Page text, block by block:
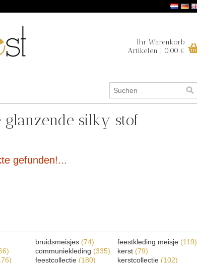
Ihr Warenkorb
Artikelen | 0,00 €
silky stof
gefunden!...
bruidsmeisjes (74)
communiekleding (335)
feestcollectie (180)
feestkleding meisje (119)
kerst (79)
kerstcollectie (102)